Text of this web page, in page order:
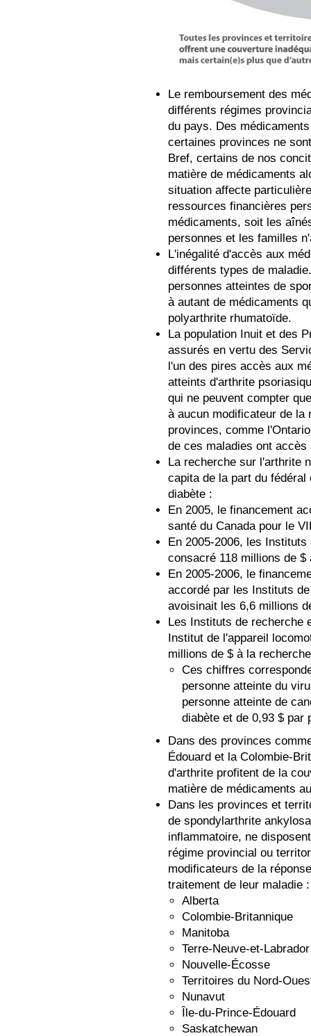
Le remboursement des
différents régimes
du pays. Des
certaines provinces ne
Bref, certains de nos
matière de médicaments
situation affecte
ressources financières
médicaments, soit les
personnes et les familles
L'inégalité d'accès aux
différents types de
personnes atteintes de
à autant de médicaments
polyarthrite rhumatoïde.
La population Inuit et des
assurés en vertu des
l'un des pires accès aux
atteints d'arthrite
qui ne peuvent compter
à aucun modificateur de la
provinces, comme
de ces maladies ont
La recherche sur l'arthrite
capita de la part du
diabète :
En 2005, le financement
santé du Canada pour le
En 2005-2006, les
consacré 118 millions de
En 2005-2006, le
accordé par les Instituts
avoisinait les 6,6 millions
Les Instituts de recherche
Institut de l'appareil
millions de $ à la
Ces chiffres
personne atteinte du
personne atteinte de
diabète et de 0,93 $ par
Dans des provinces
Édouard et la Colombie-
d'arthrite profitent de la
matière de médicaments
Dans les provinces et
de spondylarthrite
inflammatoire, ne
régime provincial ou
modificateurs de la
traitement de leur maladie :
Alberta
Colombie-Britannique
Manitoba
Terre-Neuve-et-Labrador
Nouvelle-Écosse
Territoires du Nord-
Nunavut
Île-du-Prince-Édouard
Saskatchewan